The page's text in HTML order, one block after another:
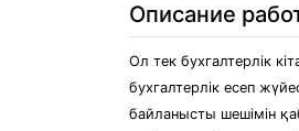
Описание
Ол тек бухгалтерлік
бухгалтерлік есеп
байланысты шешімін